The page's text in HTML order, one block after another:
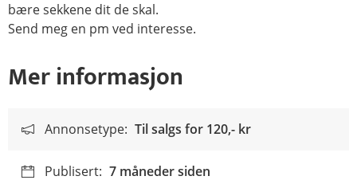
bære sekkene dit de skal.
Send meg en pm ved interesse.
Mer informasjon
Annonsetype: Til salgs for 120,- kr
Publisert: 7 måneder siden